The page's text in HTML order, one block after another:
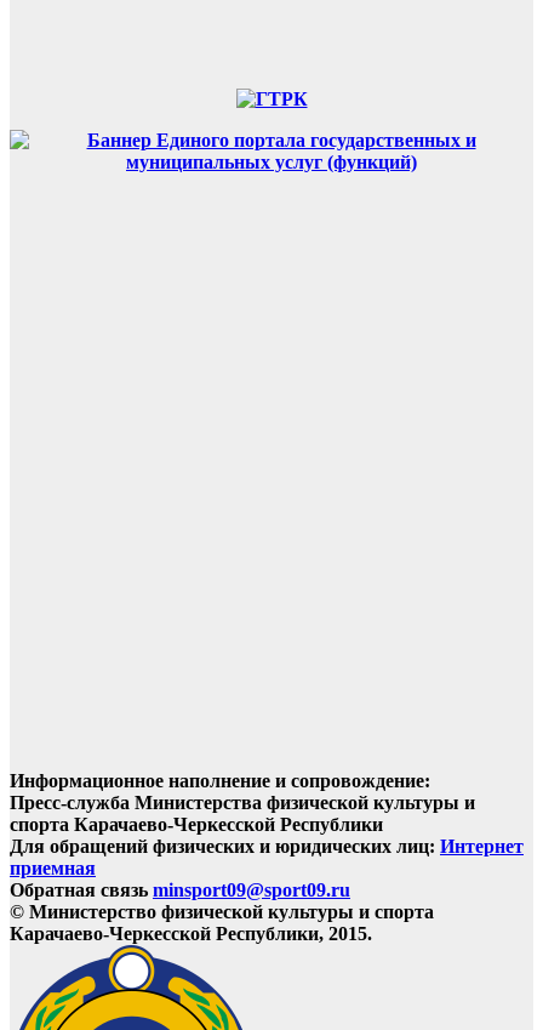
Информационное наполнение и сопровождение:
Пресс-служба Министерства физической культуры и
спорта Карачаево-Черкесской Республики
Для обращений физических и юридических лиц: Интернет
приемная
Обратная связь minsport09@sport09.ru
© Министерство физической культуры и спорта
Карачаево-Черкесской Республики, 2015.